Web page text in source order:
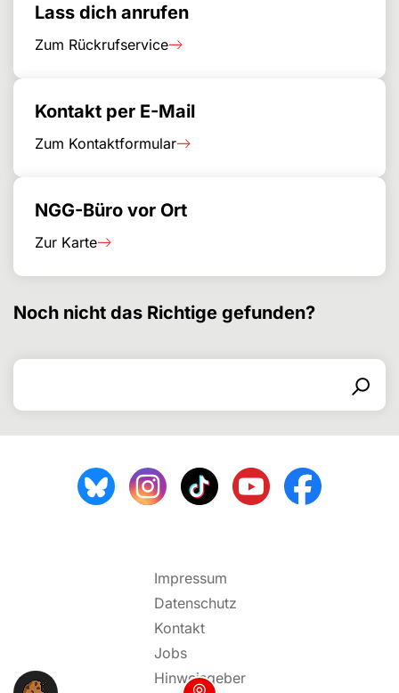
Lass dich anrufen
Zum Rückrufservice
Kontakt per E-Mail
Zum Kontaktformular
NGG-Büro vor Ort
Zur Karte
Noch nicht das Richtige gefunden?
Search for
Search
Impressum
Datenschutz
Kontakt
Jobs
Hinweisgeber